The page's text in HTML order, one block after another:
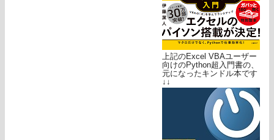
上記のExcel VBAユーザー
向けのPython超入門書の、
元になったキンドル本です
↓↓